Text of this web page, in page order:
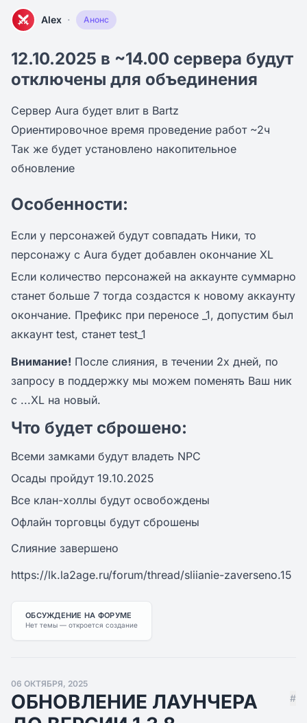
Alex · Анонс
12.10.2025 в ~14.00 сервера будут
отключены для объединения
Сервер Aura будет влит в Bartz
Ориентировочное время проведение работ ~2ч
Так же будет установлено накопительное
обновление
Особенности:
Если у персонажей будут совпадать Ники, то
персонажу с Aura будет добавлен окончание XL
Если количество персонажей на аккаунте суммарно
станет больше 7 тогда создастся к новому аккаунту
окончание. Префикс при переносе _1, допустим был
аккаунт test, станет test_1
Внимание! После слияния, в течении 2х дней, по
запросу в поддержку мы можем поменять Ваш ник
с ...XL на новый.
Что будет сброшено:
Всеми замками будут владеть NPC
Осады пройдут 19.10.2025
Все клан-холлы будут освобождены
Офлайн торговцы будут сброшены
Слияние завершено
https://lk.la2age.ru/forum/thread/sliianie-zaverseno.15
ОБСУЖДЕНИЕ НА ФОРУМЕ
Нет темы — откроется создание
06 ОКТЯБРЯ, 2025
ОБНОВЛЕНИЕ ЛАУНЧЕРА
#